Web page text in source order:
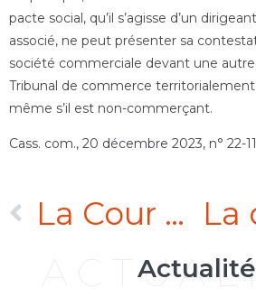
pacte social, qu’il s’agisse d’un
associé, ne peut présenter sa
société commerciale devant une
Tribunal de commerce
même s’il est non-commerçant.
Cass. com., 20 décembre 2023, n° 22-
La Cour d’appel de Paris conditionne l’immunité de juridiction d’une organisation internationale à l’existence d’un recours effectif